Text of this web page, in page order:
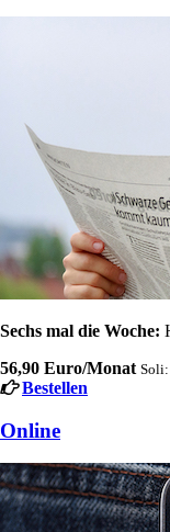
Sechs mal die Woche:
56,90 Euro/Monat Soli:
Bestellen
Online